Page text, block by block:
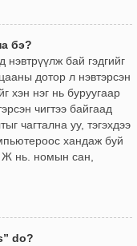
бэ?
бай гэдгийг
дотор л нэвтэрсэн
хэн нэг нь буруугаар
чигтээ байгаад
чагтална уу, тэгэхдээ
хандаж буй
Ж нь. номын сан,
do?